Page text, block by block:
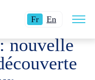
FrLangue
:
Français.
En Switch
to
English.
la
site
nouvelle